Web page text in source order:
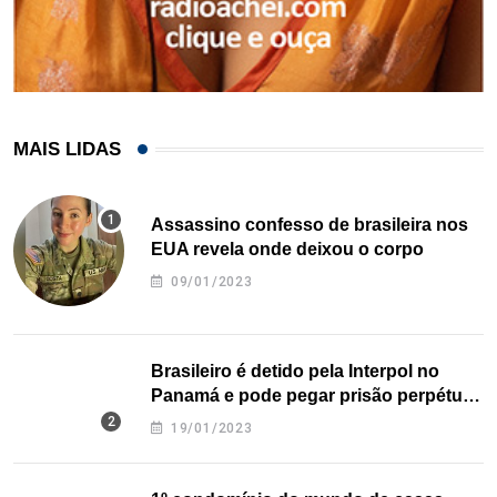
MAIS LIDAS
Assassino confesso de brasileira nos
EUA revela onde deixou o corpo
09/01/2023
Brasileiro é detido pela Interpol no
Panamá e pode pegar prisão perpétua
nos EUA
19/01/2023